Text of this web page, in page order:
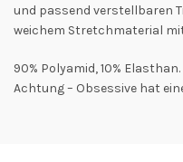
und passend verstellbaren
weichem Stretchmaterial
90% Polyamid, 10% Elasthan.
Achtung – Obsessive hat